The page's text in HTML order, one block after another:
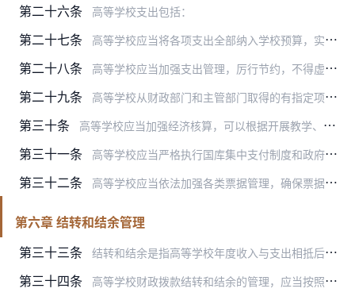
第二十六条 高等学校支出包括：
第二十七条 高等学校应当将各项支出全部纳入学校预算，实行项目库管理，建立健全支出管理制度，未纳入预算项目库的项目一律不得安排预算。
第二十八条 高等学校应当加强支出管理，厉行节约，不得虚列虚报。高等学校的支出应当严格执行国家有关财务规章制度规定的开支范围及开支标准，国家有关财务规章制度没有统一规定的，由…
第二十九条 高等学校从财政部门和主管部门取得的有指定项目和用途的专项资金，应当专款专用、单独核算，并按照规定报送专项资金使用情况的报告，接受财政部门或者主管部门检查、验收。
第三十条 高等学校应当加强经济核算，可以根据开展教学、科研业务活动及其他活动的实际需要，实行成本核算。成本核算的具体办法按照国务院财政部门相关规定执行。
第三十一条 高等学校应当严格执行国库集中支付制度和政府采购制度等有关规定。
第三十二条 高等学校应当依法加强各类票据管理，确保票据来源合法、内容真实、使用正确，不得使用虚假票据。
第六章 结转和结余管理
第三十三条
结转和结余是指高等学校年度收入与支出相抵后的余额。
第三十四条 高等学校财政拨款结转和结余的管理，应当按照国家有关规定执行。